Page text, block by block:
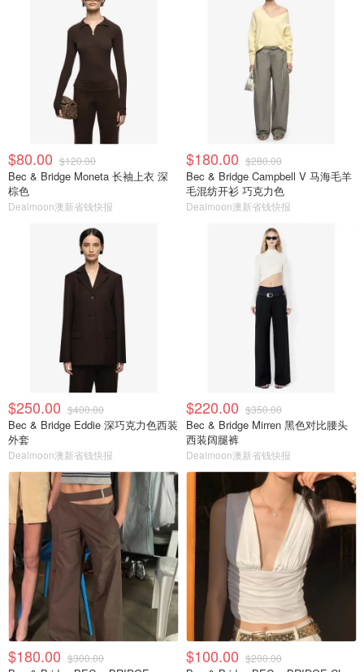
$80.00 $120.00
Bec & Bridge Moneta 长袖上衣 深
棕色
Dealmoon澳新省钱快报
$180.00 $280.00
Bec & Bridge Campbell V 马海毛羊
毛混纺开衫 巧克力色
Dealmoon澳新省钱快报
$250.00 $400.00
Bec & Bridge Eddie 深巧克力色西装
外套
Dealmoon澳新省钱快报
$220.00 $350.00
Bec & Bridge Mirren 黑色对比腰头
西装阔腿裤
Dealmoon澳新省钱快报
$180.00 $300.00 $100.00 $200.00